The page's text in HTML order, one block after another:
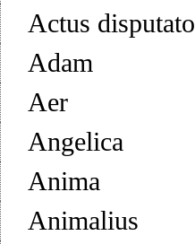
Actus disputato
Adam
Aer
Angelica
Anima
Animalius